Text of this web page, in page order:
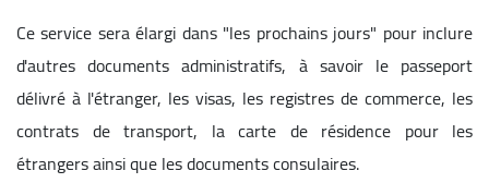
Ce service sera élargi dans "les prochains jours" pour inclure
d'autres documents administratifs, à savoir le passeport
délivré à l'étranger, les visas, les registres de commerce, les
contrats de transport, la carte de résidence pour les
étrangers ainsi que les documents consulaires.